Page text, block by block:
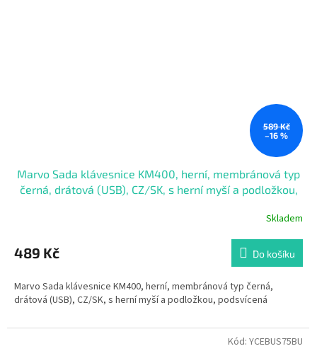
589 Kč
–16 %
Marvo Sada klávesnice KM400, herní, membránová typ
černá, drátová (USB), CZ/SK, s herní myší a podložkou,
Skladem
489 Kč Do košíku
Marvo Sada klávesnice KM400, herní, membránová typ černá,
drátová (USB), CZ/SK, s herní myší a podložkou, podsvícená
Kód: YCEBUS75BU